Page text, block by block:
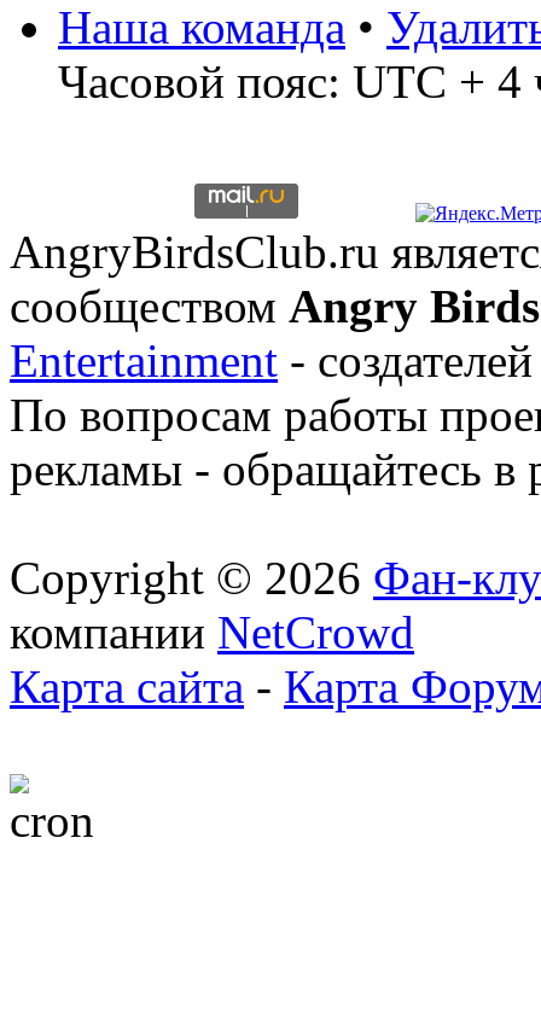
Наша команда •
Часовой пояс: UTC + 4
AngryBirdsClub.ru
сообществом Angry Birds
Entertainment -
По вопросам работы
рекламы - обращайтесь в
Copyright © 2026 Фан-
компании NetCrowd
Карта сайта - Карта